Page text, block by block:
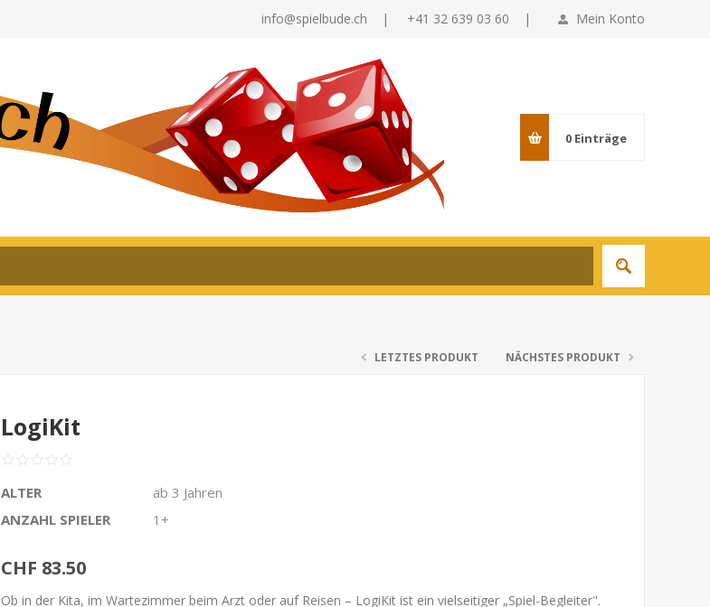
Mein Konto
info@spielbude.ch | +41 32 639 03 60 |
0 Einträge
LETZTES PRODUKT NÄCHSTES PRODUKT
LogiKit
ALTER
ab 3 Jahren
ANZAHL SPIELER
1+
CHF 83.50
Ob in der Kita, im Wartezimmer beim Arzt oder auf Reisen – LogiKit ist ein vielseitiger „Spiel-Begleiter".